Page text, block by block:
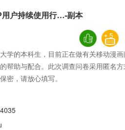
户持续使用行…-副本
5
学的本科生，目前正在做有关移动漫
帮助与配合。此次调查问卷采用匿名
密，请放心填写。